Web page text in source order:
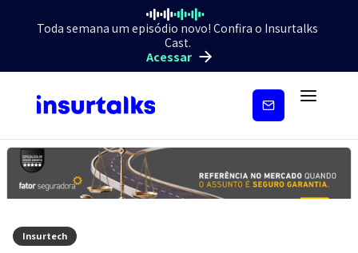
Toda semana um episódio novo! Confira o Insurtalks
Cast.
Acessar
Inscreva-
Insurtech